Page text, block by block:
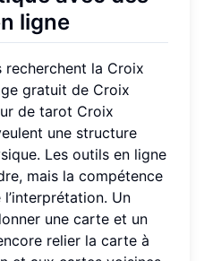
ligne
recherchent la Croix
gratuit de Croix
de tarot Croix
une structure
Les outils en ligne
mais la compétence
Un
une carte et un
relier la carte à